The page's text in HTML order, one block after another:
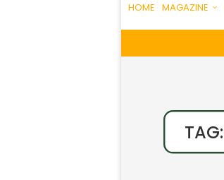
HOME MAGAZINE
TAG: